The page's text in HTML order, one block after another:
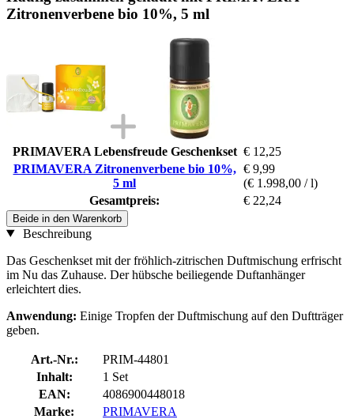
Zitronenverbene bio 10%, 5 ml
PRIMAVERA Lebensfreude Geschenkset € 12,25
PRIMAVERA Zitronenverbene bio 10%,
5 ml
€ 9,99
(€ 1.998,00 / l)
Gesamtpreis:
€ 22,24
Beide in den Warenkorb
Beschreibung
Das Geschenkset mit der fröhlich-zitrischen Duftmischung erfrischt
im Nu das Zuhause. Der hübsche beiliegende Duftanhänger
erleichtert dies.
Anwendung: Einige Tropfen der Duftmischung auf den Duftträger
geben.
Art.-Nr.:
PRIM-44801
Inhalt:
1 Set
EAN:
4086900448018
Marke:
PRIMAVERA